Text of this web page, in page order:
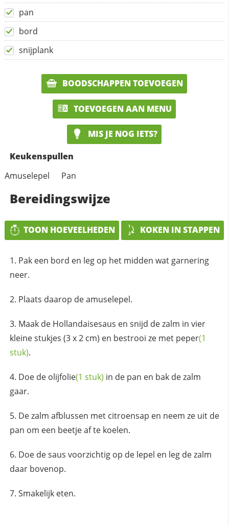
pan
bord
snijplank
BOODSCHAPPEN TOEVOEGEN
TOEVOEGEN AAN MENU
MIS JE NOG IETS?
Keukenspullen
Amuselepel
Pan
Bereidingswijze
TOON HOEVEELHEDEN KOKEN IN STAPPEN
Pak een bord en leg op het midden wat garnering
neer.
Plaats daarop de amuselepel.
Maak de Hollandaisesaus en snijd de zalm in vier
kleine stukjes (3 x 2 cm) en bestrooi ze met peper(1
stuk).
Doe de olijfolie(1 stuk) in de pan en bak de zalm
gaar.
De zalm afblussen met citroensap en neem ze uit de
pan om een beetje af te koelen.
Doe de saus voorzichtig op de lepel en leg de zalm
daar bovenop.
Smakelijk eten.